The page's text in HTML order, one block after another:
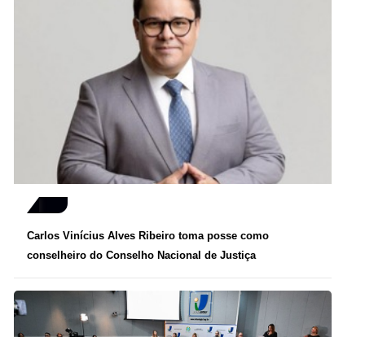
Carlos Vinícius Alves Ribeiro toma posse como
conselheiro do Conselho Nacional de Justiça